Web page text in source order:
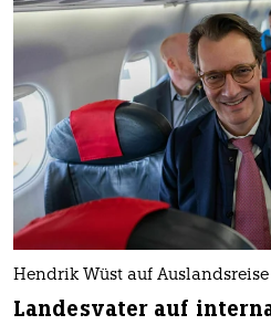
Hendrik Wüst auf Auslandsreise
Landesvater auf